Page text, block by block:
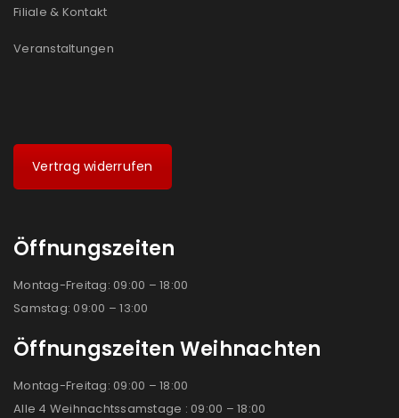
Filiale & Kontakt
Veranstaltungen
Vertrag widerrufen
Öffnungszeiten
Montag-Freitag: 09:00 – 18:00
Samstag: 09:00 – 13:00
Öffnungszeiten Weihnachten
Montag-Freitag: 09:00 – 18:00
Alle 4 Weihnachtssamstage : 09:00 – 18:00